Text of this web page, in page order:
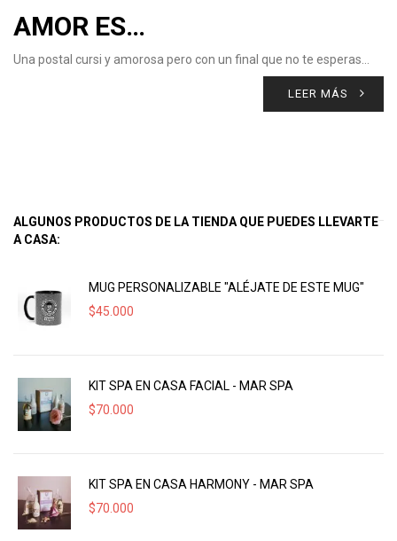
AMOR ES…
Una postal cursi y amorosa pero con un final que no te esperas…
LEER MÁS
ALGUNOS PRODUCTOS DE LA TIENDA QUE PUEDES LLEVARTE
A CASA:
MUG PERSONALIZABLE "ALÉJATE DE ESTE MUG"
$45.000
KIT SPA EN CASA FACIAL - MAR SPA
$70.000
KIT SPA EN CASA HARMONY - MAR SPA
$70.000